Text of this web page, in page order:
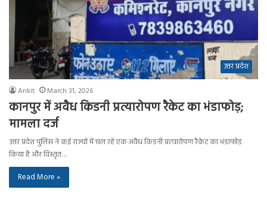
उत्तर प्रदेश
Ankit March 31, 2026
कानपुर में अवैध किडनी प्रत्यारोपण रैकेट का भंडाफोड़;
मामला दर्ज
उत्तर प्रदेश पुलिस ने कई राज्यों में चल रहे एक अवैध किडनी प्रत्यारोपण रैकेट का भंडाफोड़
किया है और विस्तृत…
Read More »